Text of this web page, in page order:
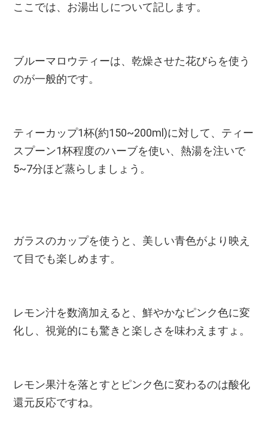
ここでは、お湯出しについて記します。
ブルーマロウティーは、乾燥させた花びらを使う
のが一般的です。
ティーカップ1杯(約150~200ml)に対して、ティー
スプーン1杯程度のハーブを使い、熱湯を注いで
5~7分ほど蒸らしましょう。
ガラスのカップを使うと、美しい青色がより映え
て目でも楽しめます。
レモン汁を数滴加えると、鮮やかなピンク色に変
化し、視覚的にも驚きと楽しさを味わえますょ。
レモン果汁を落とすとピンク色に変わるのは酸化
還元反応ですね。